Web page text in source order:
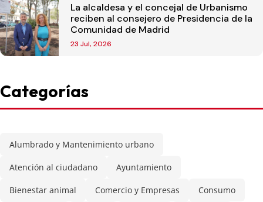
La alcaldesa y el concejal de Urbanismo
reciben al consejero de Presidencia de la
Comunidad de Madrid
23 Jul, 2026
Categorías
Alumbrado y Mantenimiento urbano
Atención al ciudadano Ayuntamiento
Bienestar animal Comercio y Empresas Consumo